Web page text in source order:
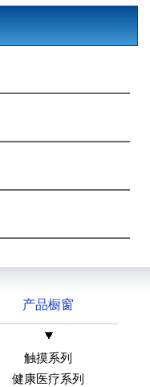
产品橱窗
触摸系列
健康医疗系列